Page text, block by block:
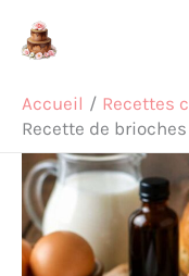
Accueil
Recettes
Recette de
Rechercher